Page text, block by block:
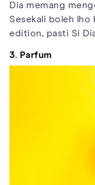
Dia memang
Sesekali boleh
edition, pasti Si
3. Parfum